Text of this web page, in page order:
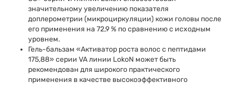
значительному увеличению показателя
доплерометрии (микроциркуляции) кожи головы после
его применения на 72,9 % по сравнению с исходным
уровнем.
Гель-бальзам «Активатор роста волос с пептидами
175,88» серии VA линии LokoN может быть
рекомендован для широкого практического
применения в качестве высокоэффективного